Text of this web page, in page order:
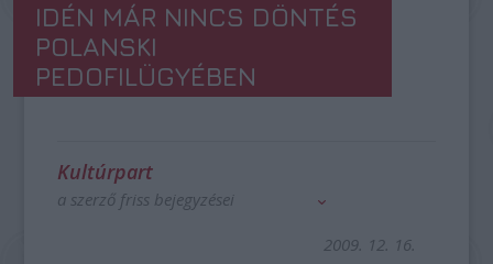
IDÉN MÁR NINCS DÖNTÉS
POLANSKI
PEDOFILÜGYÉBEN
Kultúrpart
a szerző friss bejegyzései
2009. 12. 16.